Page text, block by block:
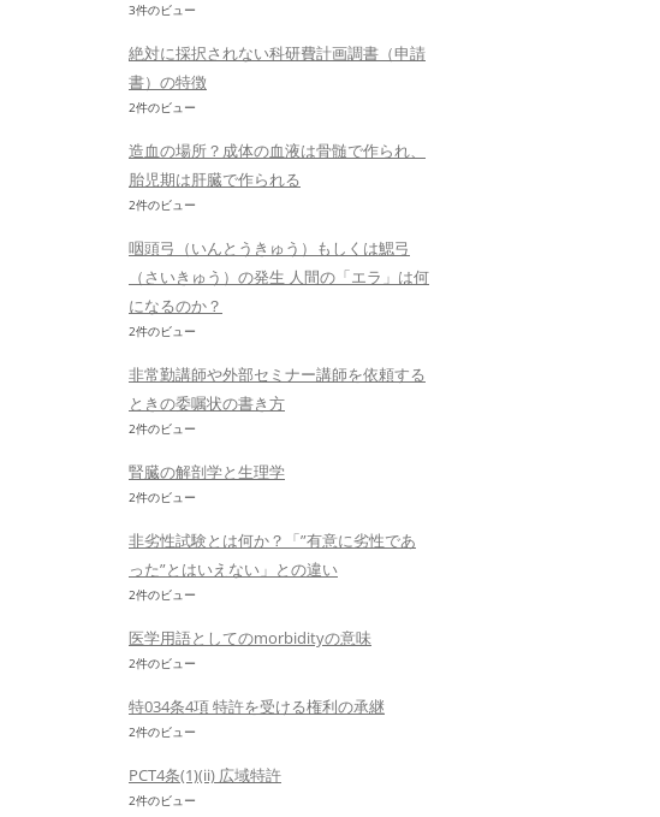
3件のビュー
絶対に採択されない科研費計画調書（申請
書）の特徴
2件のビュー
造血の場所？成体の血液は骨髄で作られ、
胎児期は肝臓で作られる
2件のビュー
咽頭弓（いんとうきゅう）もしくは鰓弓
（さいきゅう）の発生 人間の「エラ」は何
になるのか？
2件のビュー
非常勤講師や外部セミナー講師を依頼する
ときの委嘱状の書き方
2件のビュー
腎臓の解剖学と生理学
2件のビュー
非劣性試験とは何か？「”有意に劣性であ
った”とはいえない」との違い
2件のビュー
医学用語としてのmorbidityの意味
2件のビュー
特034条4項 特許を受ける権利の承継
2件のビュー
PCT4条(1)(ii) 広域特許
2件のビュー